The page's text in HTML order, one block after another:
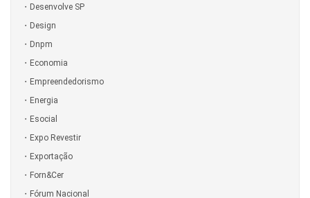
Desenvolve SP
Design
Dnpm
Economia
Empreendedorismo
Energia
Esocial
Expo Revestir
Exportação
Forn&Cer
Fórum Nacional